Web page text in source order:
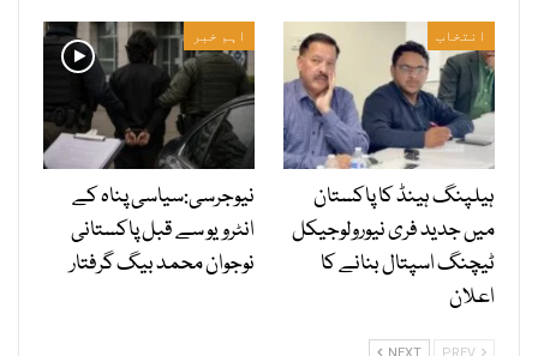
انتخاب
ہیلپنگ ہینڈ کا پاکستان
میں جدید فری نیورولوجیکل
ٹیچنگ اسپتال بنانے کا
اعلان
اہم خبر
نیوجرسی:سیاسی پناہ کے
انٹرویو سے قبل پاکستانی
نوجوان محمد بیگ گرفتار